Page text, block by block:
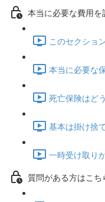
本当に必要な費用を
このセクショ
本当に必要な
死亡保険はど
基本は掛け捨
一時受け取り
質問がある方はこ